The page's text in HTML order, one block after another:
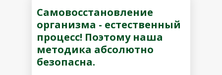
Самовосстановление
организма - естественный
процесс! Поэтому наша
методика абсолютно
безопасна.